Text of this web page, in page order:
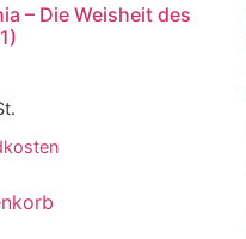
– Die Weisheit des